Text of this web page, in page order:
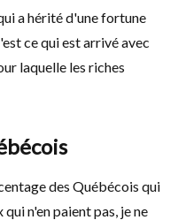
a hérité d'une fortune
ce qui est arrivé avec
laquelle les riches
des Québécois qui
n'en paient pas, je ne